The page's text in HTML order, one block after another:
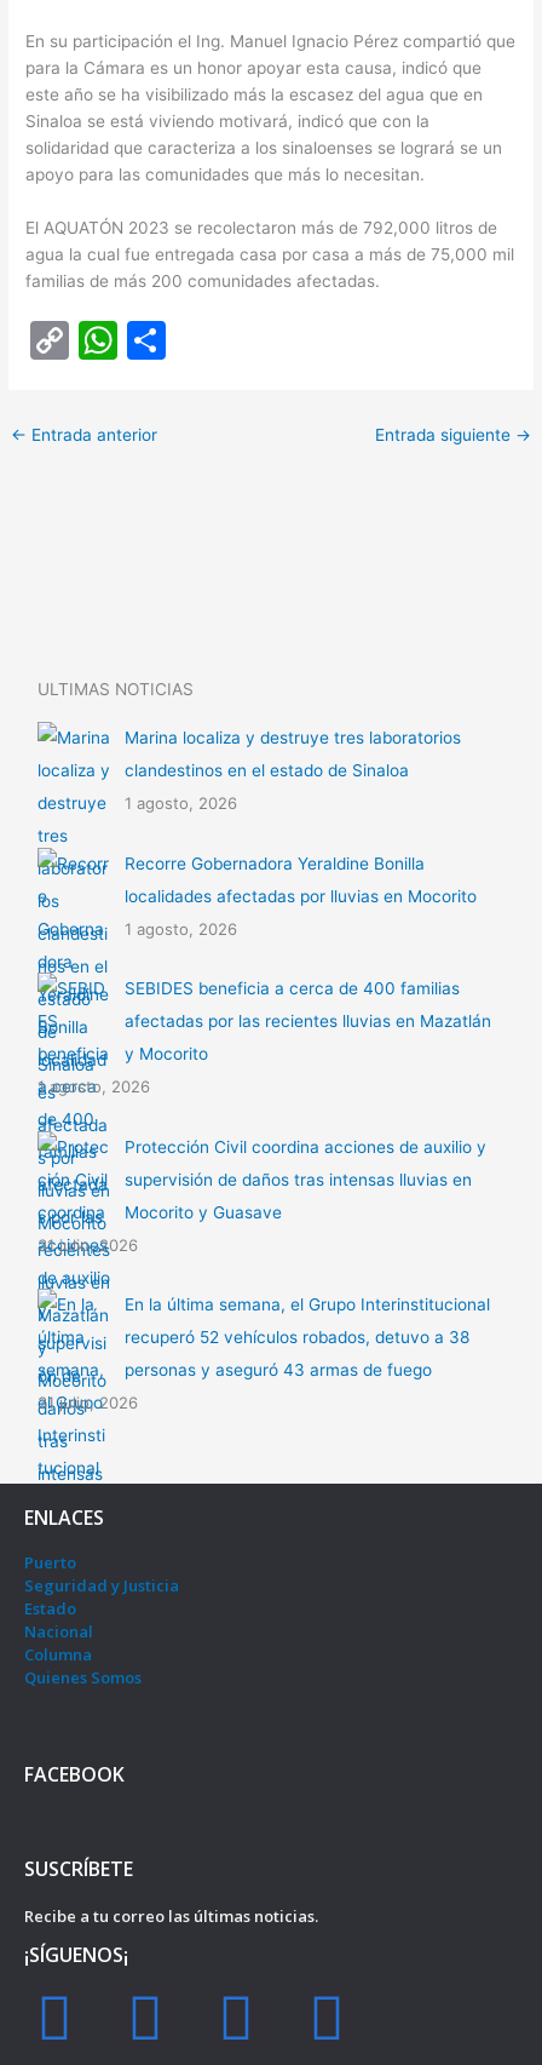
En su participación el Ing. Manuel Ignacio Pérez compartió que
para la Cámara es un honor apoyar esta causa, indicó que
este año se ha visibilizado más la escasez del agua que en
Sinaloa se está viviendo motivará, indicó que con la
solidaridad que caracteriza a los sinaloenses se logrará se un
apoyo para las comunidades que más lo necesitan.
El AQUATÓN 2023 se recolectaron más de 792,000 litros de
agua la cual fue entregada casa por casa a más de 75,000 mil
familias de más 200 comunidades afectadas.
C
p
y
W
at
s
← Entrada anterior Entrada siguiente →
ULTIMAS NOTICIAS
Marina localiza y destruye tres laboratorios
clandestinos en el estado de Sinaloa
1 agosto, 2026
Recorre Gobernadora Yeraldine Bonilla
localidades afectadas por lluvias en Mocorito
1 agosto, 2026
SEBIDES beneficia a cerca de 400 familias
afectadas por las recientes lluvias en Mazatlán
y Mocorito
1 agosto, 2026
Protección Civil coordina acciones de auxilio y
supervisión de daños tras intensas lluvias en
Mocorito y Guasave
31 julio, 2026
En la última semana, el Grupo Interinstitucional
recuperó 52 vehículos robados, detuvo a 38
personas y aseguró 43 armas de fuego
31 julio, 2026
ENLACES
Puerto
Seguridad y Justicia
Estado
Nacional
Columna
Quienes Somos
FACEBOOK
SUSCRÍBETE
Recibe a tu correo las últimas noticias.
¡SÍGUENOS¡
F
I
Y
T